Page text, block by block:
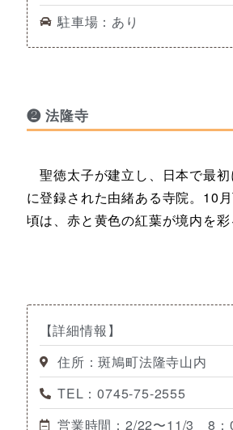
駐車場：あり
❷ 法隆寺
聖徳太子が建立し、日本で最
に登録された由緒ある寺院。10
頃は、赤と黄色の紅葉が境内を彩
【詳細情報】
住所：斑鳩町法隆寺山内
TEL：0745-75-2555
営業時間：2/22〜11/3 8：